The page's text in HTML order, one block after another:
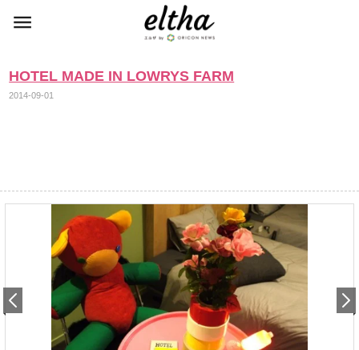
HOTEL MADE IN LOWRYS FARM
2014-09-01